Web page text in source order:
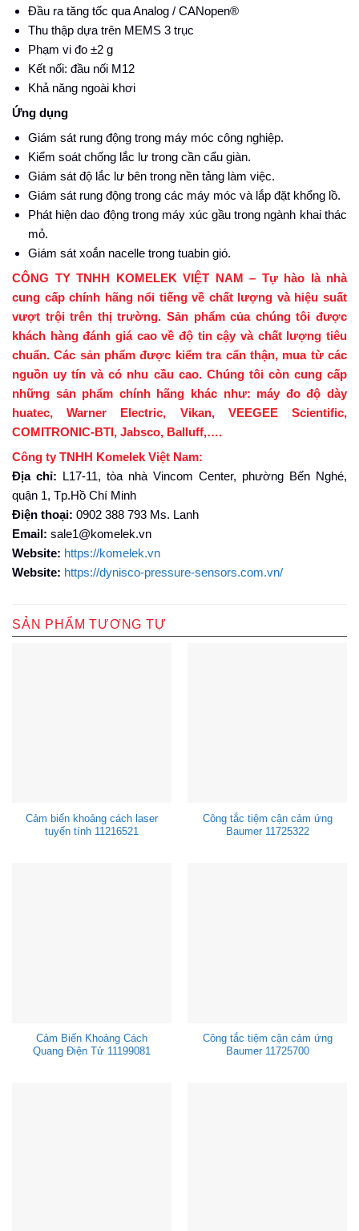
Đầu ra tăng tốc qua Analog / CANopen®
Thu thập dựa trên MEMS 3 trục
Phạm vi đo ±2 g
Kết nối: đầu nối M12
Khả năng ngoài khơi
Ứng dụng
Giám sát rung động trong máy móc công nghiệp.
Kiểm soát chống lắc lư trong cần cẩu giàn.
Giám sát độ lắc lư bên trong nền tảng làm việc.
Giám sát rung động trong các máy móc và lắp đặt khổng lồ.
Phát hiện dao động trong máy xúc gầu trong ngành khai thác
mỏ.
Giám sát xoắn nacelle trong tuabin gió.
CÔNG TY TNHH KOMELEK VIỆT NAM – Tự hào là nhà
cung cấp chính hãng nổi tiếng về chất lượng và hiệu suất
vượt trội trên thị trường. Sản phẩm của chúng tôi được
khách hàng đánh giá cao về độ tin cậy và chất lượng tiêu
chuẩn. Các sản phẩm được kiểm tra cẩn thận, mua từ các
nguồn uy tín và có nhu cầu cao. Chúng tôi còn cung cấp
những sản phẩm chính hãng khác như: máy đo độ dày
huatec, Warner Electric, Vikan, VEEGEE Scientific,
COMITRONIC-BTI, Jabsco, Balluff,….
Công ty TNHH Komelek Việt Nam:
Địa chỉ: L17-11, tòa nhà Vincom Center, phường Bến Nghé,
quận 1, Tp.Hồ Chí Minh
Điện thoại: 0902 388 793 Ms. Lanh
Email: sale1@komelek.vn
Website: https://komelek.vn
Website: https://dynisco-pressure-sensors.com.vn/
SẢN PHẨM TƯƠNG TỰ
Cảm biến khoảng cách laser
tuyến tính 11216521
Công tắc tiệm cận cảm ứng
Baumer 11725322
Cảm Biến Khoảng Cách
Quang Điện Tử 11199081
Công tắc tiệm cận cảm ứng
Baumer 11725700